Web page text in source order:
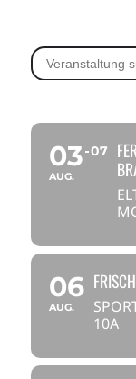
03
AUG.
07
06
AUG.
0A